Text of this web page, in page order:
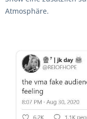
Atmosphäre.